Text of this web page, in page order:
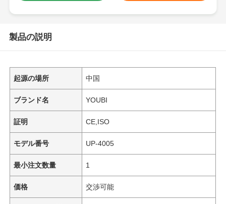
製品の説明
起源の場所 中国
ブランド名 YOUBI
証明 CE,ISO
モデル番号 UP-4005
最小注文数量 1
価格 交渉可能